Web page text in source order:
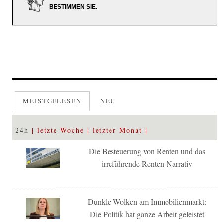
BESTIMMEN SIE.
MEISTGELESEN NEU
24h letzte Woche letzter Monat
Die Besteuerung von Renten und das
irreführende Renten-Narrativ
Dunkle Wolken am Immobilienmarkt:
Die Politik hat ganze Arbeit geleistet